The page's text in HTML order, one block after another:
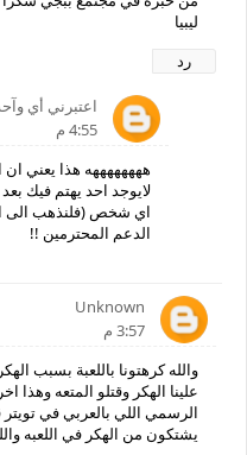
ليبيا
رد
اعتبرني أي
4:55 م
ههههههههه هذا يعني
لايوجد احد يهتم فيك
اي شخص (فلنذهب الى
الدعم المحترمين !!
Unknown
3:57 م
والله كرهتونا باللعبة بسبب
علينا الهكر وقتلو المتعه
الرسمي اللي بالعربي في تويتر
يشتكون من الهكر في اللعبه